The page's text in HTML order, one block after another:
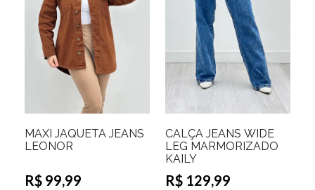
MAXI JAQUETA JEANS
LEONOR
R$ 99,99
CALÇA JEANS WIDE
LEG MARMORIZADO
KAILY
R$ 129,99